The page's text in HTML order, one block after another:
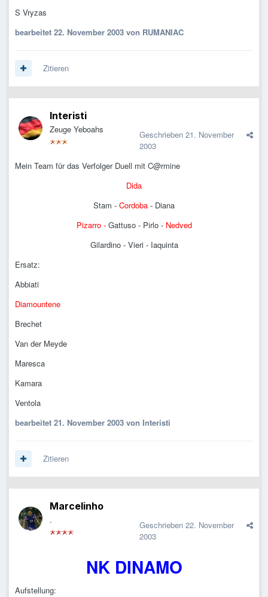
S Vryzas
bearbeitet 22. November 2003 von RUMANIAC
Zitieren
Interisti
Zeuge Yeboahs Geschrieben 21. November
2003
Mein Team für das Verfolger Duell mit C@rmine
Dida
Stam - Cordoba - Diana
Pizarro - Gattuso - Pirlo - Nedved
Gilardino - Vieri - Iaquinta
Ersatz:
Abbiati
Diamountene
Brechet
Van der Meyde
Maresca
Kamara
Ventola
bearbeitet 21. November 2003 von Interisti
Zitieren
Marcelinho
. Geschrieben 22. November
2003
NK DINAMO
Aufstellung: